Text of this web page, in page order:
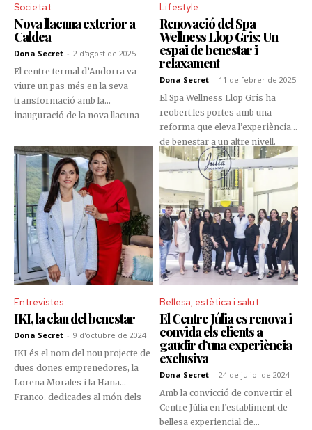
Societat
Nova llacuna exterior a
Caldea
Dona Secret - 2 d'agost de 2025
El centre termal d’Andorra va
viure un pas més en la seva
transformació amb la
inauguració de la nova llacuna
veritable llac d’alta muntanya
enmig de l’entorn urbà
d’Escaldes-Engordany.
Lifestyle
Renovació del Spa
Wellness Llop Gris: Un
espai de benestar i
relaxament
Dona Secret - 11 de febrer de 2025
El Spa Wellness Llop Gris ha
reobert les portes amb una
reforma que eleva l’experiència
de benestar a un altre nivell.
Ubicat en un entorn natural, al
Tarter, està completament
transformat per oferir als seus
visitants un espai modern i
exclusiu.
Entrevistes
IKI, la clau del benestar
Dona Secret - 9 d'octubre de 2024
IKI és el nom del nou projecte de
dues dones emprenedores, la
Lorena Morales i la Hana
Franco, dedicades al món dels
Bellesa, estètica i salut
El Centre Júlia es renova i
convida els clients a
gaudir d’una experiència
exclusiva
Dona Secret - 24 de juliol de 2024
Amb la convicció de convertir el
Centre Júlia en l’establiment de
bellesa experiencial de